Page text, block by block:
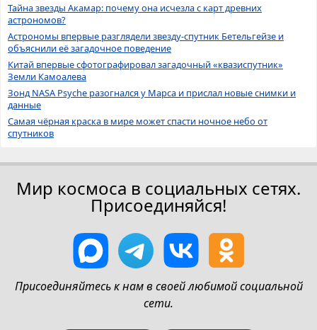
Тайна звезды Акамар: почему она исчезла с карт древних
астрономов?
Астрономы впервые разглядели звезду-спутник Бетельгейзе и
объяснили её загадочное поведение
Китай впервые сфотографировал загадочный «квазиспутник»
Земли Камоалева
Зонд NASA Psyche разогнался у Марса и прислал новые снимки и
данные
Самая чёрная краска в мире может спасти ночное небо от
спутников
Мир космоса в социальных сетях.
Присоединяйся!
Присоединяйтесь к нам в своей любимой социальной
сети.